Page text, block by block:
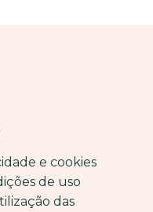
e cookies
de uso
das